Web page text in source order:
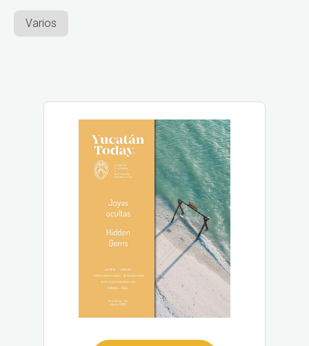
Varios